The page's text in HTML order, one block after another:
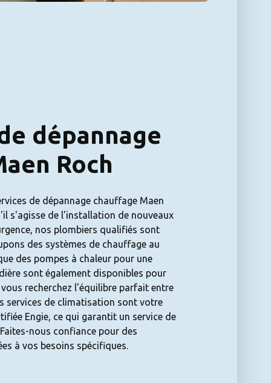
dépannage
Roch
de dépannage chauffage Maen
s'agisse de l'installation de nouveaux
nos plombiers qualifiés sont
des systèmes de chauffage au
des pompes à chaleur pour une
sont également disponibles pour
recherchez l'équilibre parfait entre
services de climatisation sont votre
Engie, ce qui garantit un service de
nous confiance pour des
à vos besoins spécifiques.